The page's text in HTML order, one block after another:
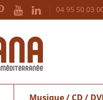
04 95 50 03
Musique / CD /